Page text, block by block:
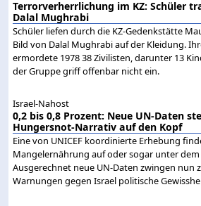
Terrorverherrlichung im KZ: Schüler
Dalal Mughrabi
Schüler liefen durch die KZ-Gedenkstätte
Bild von Dalal Mughrabi auf der Kleidung.
ermordete 1978 38 Zivilisten, darunter 13
der Gruppe griff offenbar nicht ein.
Israel-Nahost
0,2 bis 0,8 Prozent: Neue UN-Daten
Hungersnot-Narrativ auf den Kopf
Eine von UNICEF koordinierte Erhebung
Mangelernährung auf oder sogar unter
Ausgerechnet neue UN-Daten zwingen nun
Warnungen gegen Israel politische